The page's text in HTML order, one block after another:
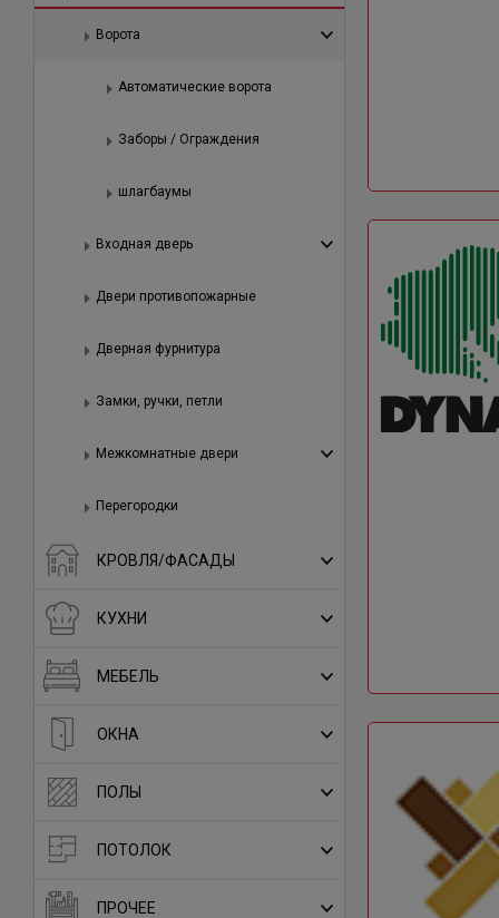
Ворота
Автоматические ворота
Заборы / Ограждения
шлагбаумы
Входная дверь
Двери противопожарные
Дверная фурнитура
Замки, ручки, петли
Межкомнатные двери
Перегородки
КРОВЛЯ/ФАСАДЫ
КУХНИ
МЕБЕЛЬ
ОКНА
ПОЛЫ
ПОТОЛОК
ПРОЧЕЕ